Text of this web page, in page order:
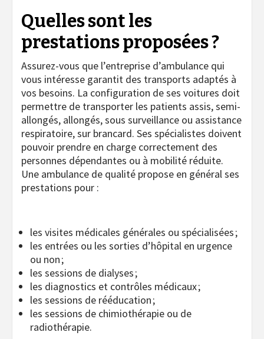
Quelles sont les
prestations proposées ?
Assurez-vous que l’entreprise d’ambulance qui
vous intéresse garantit des transports adaptés à
vos besoins. La configuration de ses voitures doit
permettre de transporter les patients assis, semi-
allongés, allongés, sous surveillance ou assistance
respiratoire, sur brancard. Ses spécialistes doivent
pouvoir prendre en charge correctement des
personnes dépendantes ou à mobilité réduite.
Une ambulance de qualité propose en général ses
prestations pour :
les visites médicales générales ou spécialisées ;
les entrées ou les sorties d’hôpital en urgence
ou non ;
les sessions de dialyses ;
les diagnostics et contrôles médicaux ;
les sessions de rééducation ;
les sessions de chimiothérapie ou de
radiothérapie.